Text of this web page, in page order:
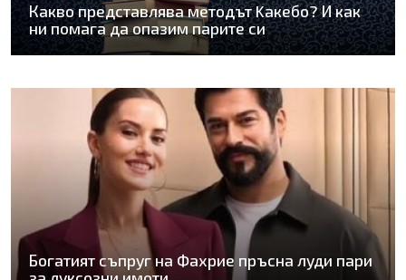
Какво представлява методът Kaкебо? И как
ни помага да опазим парите си
Богатият съпруг на Фахрие пръсна луди пари